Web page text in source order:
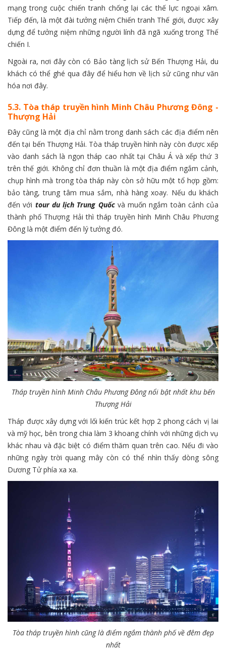
mạng trong cuộc chiến tranh chống lại các thế lực ngoại xâm.
Tiếp đến, là một đài tưởng niệm Chiến tranh Thế giới, được xây
dựng để tưởng niệm những người lính đã ngã xuống trong Thế
chiến I.
Ngoài ra, nơi đây còn có Bảo tàng lịch sử Bến Thượng Hải, du
khách có thể ghé qua đây để hiểu hơn về lịch sử cũng như văn
hóa nơi đây.
5.3. Tòa tháp truyền hình Minh Châu Phương Đông -
Thượng Hải
Đây cũng là một địa chỉ nằm trong danh sách các địa điểm nên
đến tại bến Thượng Hải. Tòa tháp truyền hình này còn được xếp
vào danh sách là ngọn tháp cao nhất tại Châu Á và xếp thứ 3
trên thế giới. Không chỉ đơn thuần là một địa điểm ngắm cảnh,
chụp hình mà trong tòa tháp này còn sở hữu một tổ hợp gồm:
bảo tàng, trung tâm mua sắm, nhà hàng xoay. Nếu du khách
đến với tour du lịch Trung Quốcvà muốn ngắm toàn cảnh của
thành phố Thượng Hải thì tháp truyền hình Minh Châu Phương
Đông là một điểm đến lý tưởng đó.
Tháp truyền hình Minh Châu Phương Đông nổi bật nhất khu bến
Thượng Hải
Tháp được xây dựng với lối kiến trúc kết hợp 2 phong cách vị lai
và mỹ học, bên trong chia làm 3 khoang chính với những dịch vụ
khác nhau và đặc biệt có điểm thăm quan trên cao. Nếu đi vào
những ngày trời quang mây còn có thể nhìn thấy dòng sông
Dương Tử phía xa xa.
Tòa tháp truyền hình cũng là điểm ngắm thành phố về đêm đẹp
nhất